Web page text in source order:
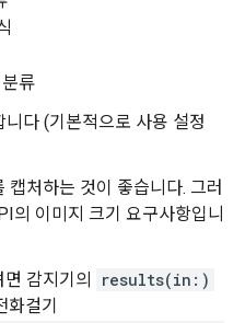
류
다 (기본적으로 사용 설정
처하는 것이 좋습니다. 그러
의 이미지 크기 요구사항입니
감지기의
results(in:)
걸기